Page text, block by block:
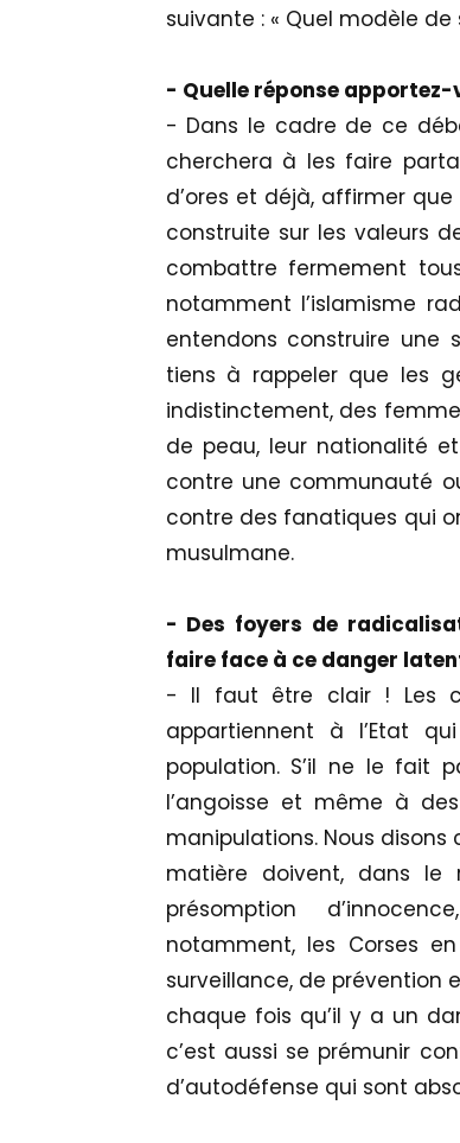
suivante : « Quel modèle
- Quelle réponse
- Dans le cadre de ce
cherchera à les faire
d’ores et déjà, affirmer
construite sur les valeurs
combattre fermement
notamment l’islamisme
entendons construire une
tiens à rappeler que les
indistinctement, des
de peau, leur nationalité
contre une communauté
contre des fanatiques qui
musulmane.
- Des foyers de
faire face à ce danger
- Il faut être clair ! Les
appartiennent à l’Etat
population. S’il ne le fait
l’angoisse et même à
manipulations. Nous
matière doivent, dans
présomption
notamment, les Corses
surveillance, de prévention
chaque fois qu’il y a un
c’est aussi se prémunir
d’autodéfense qui sont